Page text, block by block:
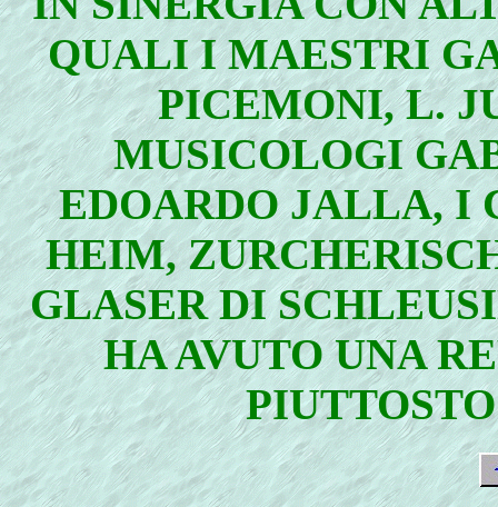
QUALI I MAESTRI
PICEMONI, L.
MUSICOLOGI
EDOARDO JALLA, I
HEIM,
GLASER DI
HA AVUTO UNA